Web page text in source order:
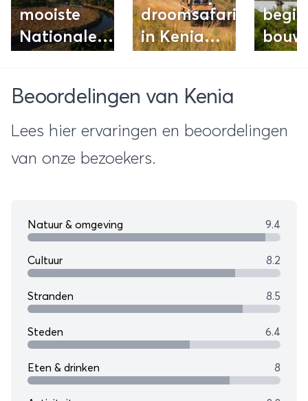
mooiste
Nationale
droomsafari
in Kenia
vijf beste
tips!
bouw
Beoordelingen van Kenia
Lees hier ervaringen en beoordelingen
van onze bezoekers.
Natuur & omgeving 9.4
Cultuur 8.2
Stranden 8.5
Steden 6.4
Eten & drinken 8